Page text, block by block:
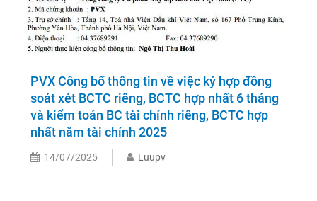
PVX Công bố thông tin về việc ký hợp đồng
soát xét BCTC riêng, BCTC hợp nhất 6 tháng
và kiểm toán BC tài chính riêng, BCTC hợp
nhất năm tài chính 2025
14/07/2025 Luupv